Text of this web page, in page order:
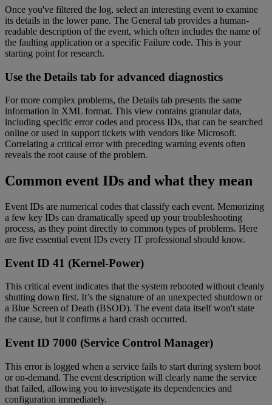
Once you've filtered the log, select an interesting event to examine
its details in the lower pane. The General tab provides a human-
readable description of the event, which often includes the name of
the faulting application or a specific Failure code. This is your
starting point for research.
Use the Details tab for advanced diagnostics
For more complex problems, the Details tab presents the same
information in XML format. This view contains granular data,
including specific error codes and process IDs, that can be searched
online or used in support tickets with vendors like Microsoft.
Correlating a critical error with preceding warning events often
reveals the root cause of the problem.
Common event IDs and what they mean
Event IDs are numerical codes that classify each event. Memorizing
a few key IDs can dramatically speed up your troubleshooting
process, as they point directly to common types of problems. Here
are five essential event IDs every IT professional should know.
Event ID 41 (Kernel-Power)
This critical event indicates that the system rebooted without cleanly
shutting down first. It’s the signature of an unexpected shutdown or
a Blue Screen of Death (BSOD). The event data itself won't state
the cause, but it confirms a hard crash occurred.
Event ID 7000 (Service Control Manager)
This error is logged when a service fails to start during system boot
or on-demand. The event description will clearly name the service
that failed, allowing you to investigate its dependencies and
configuration immediately.